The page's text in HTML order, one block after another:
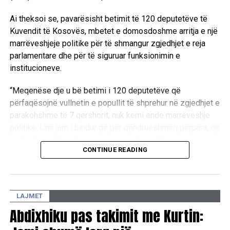
Ai theksoi se, pavarësisht betimit të 120 deputetëve të
Kuvendit të Kosovës, mbetet e domosdoshme arritja e një
marrëveshjeje politike për të shmangur zgjedhjet e reja
parlamentare dhe për të siguruar funksionimin e
institucioneve.
“Meqenëse dje u bë betimi i 120 deputetëve që
përfaqësojnë vullnetin e popullit të shprehur në zgjedhjet e
parakohshme të 7 qershorit, nuk kemi ende marrëveshje
nënkupton edhe shmangien e zgjedhjeve të reja
parlamentare, që padyshim sikurse ato të mëhershmet do
dëmshme për buxhetin e shtetit dhe për ekonominë e
vendit, nuk është e mundur ndryshe përveçse pa
marrëveshje për çështjen e zgjedhjes së presidentit apo
presidentes së re”, tha ai.
CONTINUE READING
LAJMET
Abdixhiku pas takimit me Kurtin: